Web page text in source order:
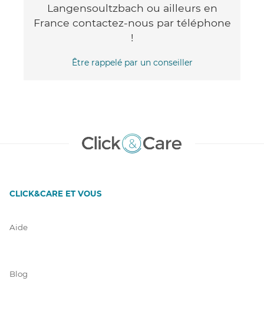
Langensoultzbach ou ailleurs en
France contactez-nous par téléphone
!
Être rappelé par un conseiller
CLICK&CARE ET VOUS
Aide
Blog